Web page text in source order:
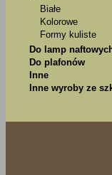
Białe
Kolorowe
Formy kuliste
Do lamp
Do plafonów
Inne
Inne wyroby ze